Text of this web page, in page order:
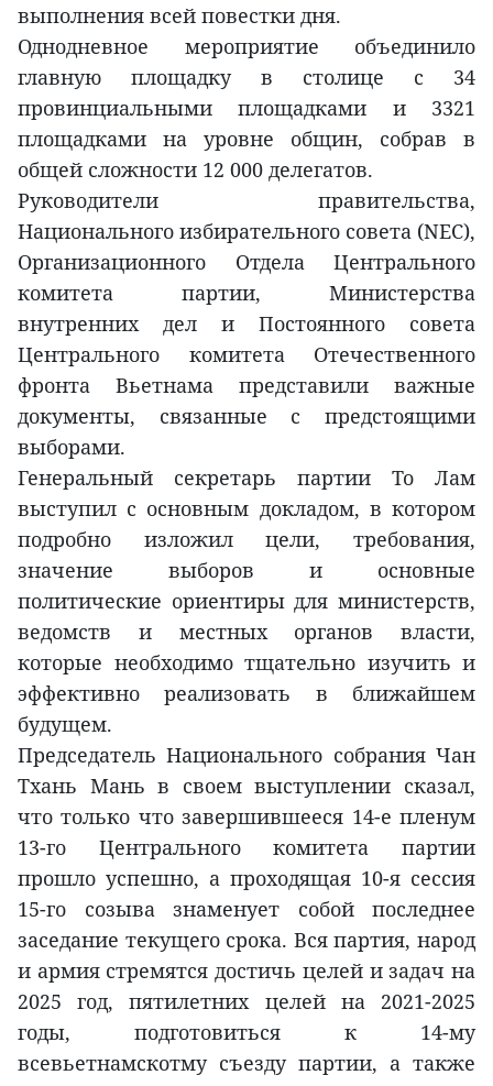
выполнения всей повестки дня.
Однодневное мероприятие объединило
главную площадку в столице с 34
провинциальными площадками и 3321
площадками на уровне общин, собрав в
общей сложности 12 000 делегатов.
Руководители правительства,
Национального избирательного совета (NEC),
Организационного Отдела Центрального
комитета партии, Министерства
внутренних дел и Постоянного совета
Центрального комитета Отечественного
фронта Вьетнама представили важные
документы, связанные с предстоящими
выборами.
Генеральный секретарь партии То Лам
выступил с основным докладом, в котором
подробно изложил цели, требования,
значение выборов и основные
политические ориентиры для министерств,
ведомств и местных органов власти,
которые необходимо тщательно изучить и
эффективно реализовать в ближайшем
будущем.
Председатель Национального собрания Чан
Тхань Мань в своем выступлении сказал,
что только что завершившееся 14-е пленум
13-го Центрального комитета партии
прошло успешно, а проходящая 10-я сессия
15-го созыва знаменует собой последнее
заседание текущего срока. Вся партия, народ
и армия стремятся достичь целей и задач на
2025 год, пятилетних целей на 2021-2025
годы, подготовиться к 14-му
всевьетнамскотму съезду партии, а также